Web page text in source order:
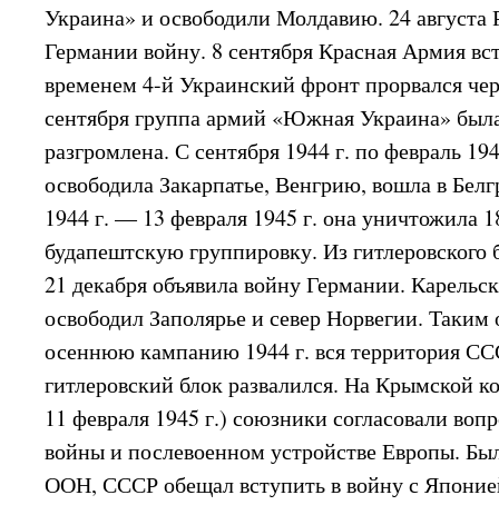
Украина» и освободили Молдавию. 24 августа
Германии войну. 8 сентября Красная Армия
временем 4-й Украинский фронт прорвался
сентября группа армий «Южная Украина»
разгромлена. С сентября 1944 г. по февраль
освободила Закарпатье, Венгрию, вошла в
1944 г. — 13 февраля 1945 г. она уничтожила
будапештскую группировку. Из
21 декабря объявила войну Германии.
освободил Заполярье и север Норвегии. Таким
осеннюю кампанию 1944 г. вся территория
гитлеровский блок развалился. На Крымской
11 февраля 1945 г.) союзники согласовали
войны и послевоенном устройстве Европы.
ООН, СССР обещал вступить в войну с